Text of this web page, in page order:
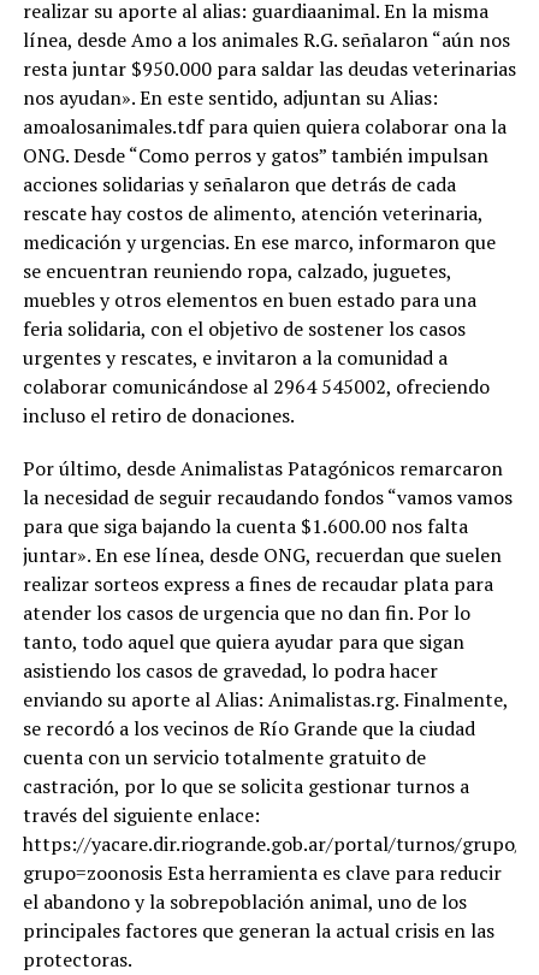
realizar su aporte al alias: guardiaanimal. En la misma
línea, desde Amo a los animales R.G. señalaron “aún nos
resta juntar $950.000 para saldar las deudas veterinarias
nos ayudan». En este sentido, adjuntan su Alias:
amoalosanimales.tdf para quien quiera colaborar ona la
ONG. Desde “Como perros y gatos” también impulsan
acciones solidarias y señalaron que detrás de cada
rescate hay costos de alimento, atención veterinaria,
medicación y urgencias. En ese marco, informaron que
se encuentran reuniendo ropa, calzado, juguetes,
muebles y otros elementos en buen estado para una
feria solidaria, con el objetivo de sostener los casos
urgentes y rescates, e invitaron a la comunidad a
colaborar comunicándose al 2964 545002, ofreciendo
incluso el retiro de donaciones.
Por último, desde Animalistas Patagónicos remarcaron
la necesidad de seguir recaudando fondos “vamos vamos
para que siga bajando la cuenta $1.600.00 nos falta
juntar». En ese línea, desde ONG, recuerdan que suelen
realizar sorteos express a fines de recaudar plata para
atender los casos de urgencia que no dan fin. Por lo
tanto, todo aquel que quiera ayudar para que sigan
asistiendo los casos de gravedad, lo podra hacer
enviando su aporte al Alias: Animalistas.rg. Finalmente,
se recordó a los vecinos de Río Grande que la ciudad
cuenta con un servicio totalmente gratuito de
castración, por lo que se solicita gestionar turnos a
través del siguiente enlace:
https://yacare.dir.riogrande.gob.ar/portal/turnos/grupo/?
grupo=zoonosis Esta herramienta es clave para reducir
el abandono y la sobrepoblación animal, uno de los
principales factores que generan la actual crisis en las
protectoras.